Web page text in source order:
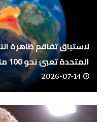
لاستباق تفاقم ظاهرة
المتحدة تعبئ نحو 100 مليون دولار أمريكي
2026-07-14